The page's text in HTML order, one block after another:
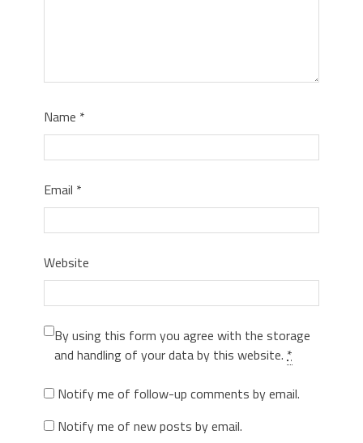
Name *
Email *
Website
By using this form you agree with the storage
and handling of your data by this website. *
Notify me of follow-up comments by email.
Notify me of new posts by email.